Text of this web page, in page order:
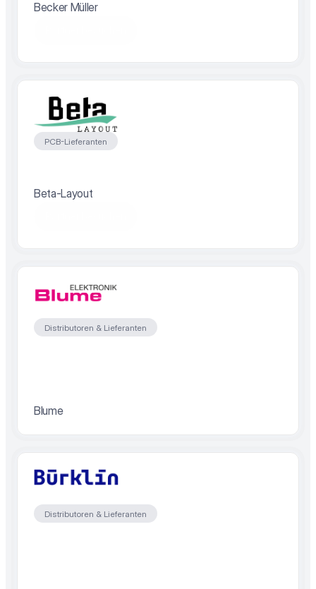
Becker Müller
PCB-Lieferanten
Beta-Layout
Distributoren & Lieferanten
Blume
Distributoren & Lieferanten